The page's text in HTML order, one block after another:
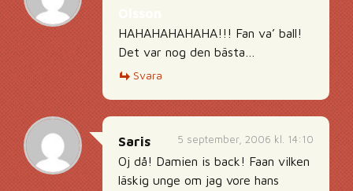
HAHAHAHAHAHA!!! Fan va’ ball!
Det var nog den bästa…
Svara
5 september, 2006 kl. 14:10
Saris
Oj då! Damien is back! Faan vilken
läskig unge om jag vore hans